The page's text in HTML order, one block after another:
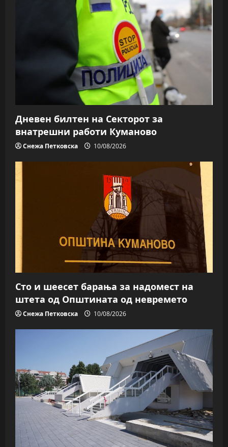
Дневен билтен на Секторот за
внатрешни работи Куманово
Снежа Петковска 10/08/2026
Сто и шеесет барања за надомест на
штета од Општината од невремето
Снежа Петковска 10/08/2026